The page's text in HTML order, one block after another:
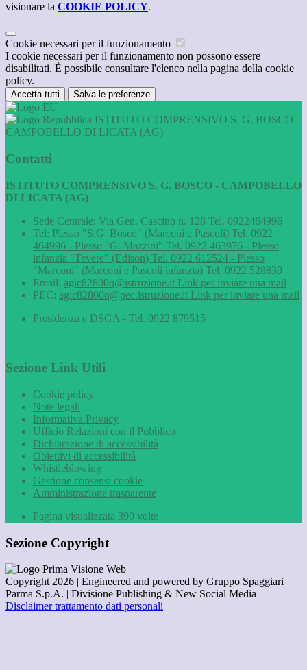
visionare la COOKIE POLICY.
Cookie necessari per il funzionamento
I cookie necessari per il funzionamento non possono essere
disabilitati. È possibile consultare l'elenco nella pagina della cookie
policy.
Accetta tutti Salva le preferenze
ISTITUTO COMPRENSIVO S. G. BOSCO -
CAMPOBELLO DI LICATA (AG)
Contatti
ISTITUTO COMPRENSIVO S. G. BOSCO - CAMPOBELLO
DI LICATA (AG)
Sede Centrale: Via Gen. Cascino n. 128 Tel. 0922464996
Tel: Plesso "S.G. Bosco" (Marconi e Pascoli) Tel. 0922
464996 - Plesso "G. Mazzini" Tel. 0922 463976 - Plesso
infanzia "Tevere" (Edison) Tel. 0922 612524 - Plesso
"Marconi" (Marconi e Pascoli infanzia) Tel. 0922 528839
Email: agic82800q@istruzione.it Link per inviare una mail
PEC: agic82800q@pec.istruzione.it Link per inviare una mail
Presidenza e DSGA - Tel. 0922 879515
Sezione Link Utili
Cookie policy
Note legali
Informativa Privacy
Ufficio Relazioni con il Pubblico
Dichiarazione di accessibilità
Obiettivi di accessibilità
Whistleblowing
Gestione consensi cookie
Amministrazione trasparente
Pagina visualizzata 399 volte
Sezione Copyright
Copyright 2026 | Engineered and powered by Gruppo Spaggiari
Parma S.p.A. | Divisione Publishing & New Social Media
Disclaimer trattamento dati personali